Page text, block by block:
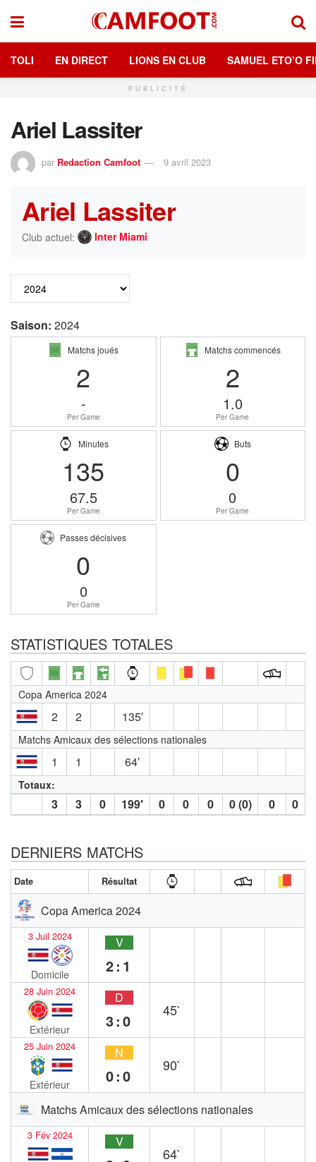
TOLI EN DIRECT LIONS EN CLUB SAMUEL ETO’O
PUBLICITÉ
Ariel Lassiter
par Redaction Camfoot 9 avril 2023
Ariel Lassiter
Club actuel: Inter Miami
Saison: 2024
Matchs joués
2
-
Per Game
Matchs commencés
2
1.0
Per Game
Minutes
135
67.5
Per Game
Buts
0
0
Per Game
Passes décisives
0
0
Per Game
STATISTIQUES TOTALES
Copa America 2024
2 2 135′
Matchs Amicaux des sélections nationales
1 1 64′
Totaux:
3 3 0 199′ 0 0 0 0 (0) 0 0
DERNIERS MATCHS
Date Résultat
Copa America 2024
3 Juil 2024
Domicile
V
2:1
28 Juin 2024
Extérieur
D
3:0
45`
25 Juin 2024
Extérieur
N
0:0
90`
Matchs Amicaux des sélections nationales
3 Fév 2024 V
64`